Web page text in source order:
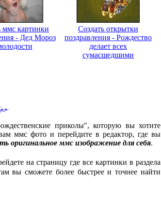
ммс картинки
- Дед Мороз
Создать открытки
поздравления - Рождество
делает всех
сумасшедшими
приколы", которую вы хотите
ммс фото и перейдите в редактор, где вы
оригинальное ммс изображение для себя.
на страницу где все картинки в раздела
вы сможете более быстрее и точнее найти